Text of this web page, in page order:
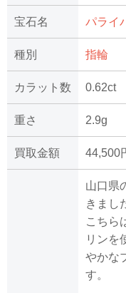
宝石名 パライ
種別 指輪
カラット数 0.62ct
重さ 2.9g
買取金額 44,500
山口県
きまし
こちら
リンを
やかな
す。